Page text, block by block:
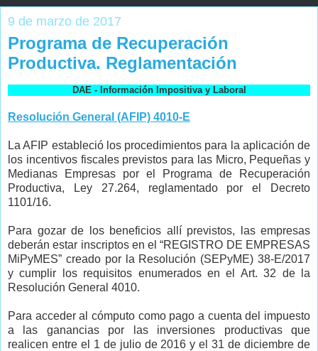
9 de marzo de 2017
Programa de Recuperación
Productiva. Reglamentación
DAE - Información Impositiva y Laboral
Resolución General (AFIP) 4010-E
La AFIP estableció los procedimientos para la aplicación de
los incentivos fiscales previstos para las Micro, Pequeñas y
Medianas Empresas por el Programa de Recuperación
Productiva, Ley 27.264, reglamentado por el Decreto
1101/16.
Para gozar de los beneficios allí previstos, las empresas
deberán estar inscriptos en el “REGISTRO DE EMPRESAS
MiPyMES” creado por la Resolución (SEPyME) 38-E/2017
y cumplir los requisitos enumerados en el Art. 32 de la
Resolución General 4010.
Para acceder al cómputo como pago a cuenta del impuesto
a las ganancias por las inversiones productivas que
realicen entre el 1 de julio de 2016 y el 31 de diciembre de